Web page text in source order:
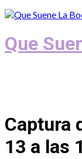
Que
Captura
13 a las